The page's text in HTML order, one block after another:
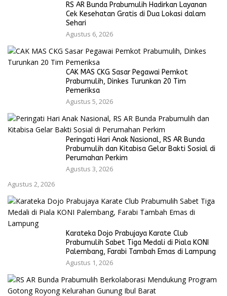
RS AR Bunda Prabumulih Hadirkan Layanan
Cek Kesehatan Gratis di Dua Lokasi dalam
Sehari
Agustus 6, 2026
CAK MAS CKG Sasar Pegawai Pemkot
Prabumulih, Dinkes Turunkan 20 Tim
Pemeriksa
Agustus 5, 2026
Peringati Hari Anak Nasional, RS AR Bunda
Prabumulih dan Kitabisa Gelar Bakti Sosial di
Perumahan Perkim
Agustus 3, 2026
Agustus 2, 2026
Karateka Dojo Prabujaya Karate Club
Prabumulih Sabet Tiga Medali di Piala KONI
Palembang, Farabi Tambah Emas di Lampung
Agustus 1, 2026